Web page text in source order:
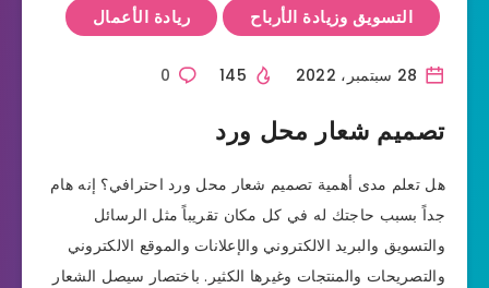
التسويق وزيادة الأرباح ريادة الأعمال
0
تصميم شعار محل ورد
هل تعلم مدى أهمية تصميم شعار محل ورد احترافي؟ إنه هام
جداً بسبب حاجتك له في كل مكان تقريباً مثل الرسائل
والتسويق والبريد الالكتروني والإعلانات والموقع الالكتروني
والتصريحات والمنتجات وغيرها الكثير. باختصار سيصل الشعار